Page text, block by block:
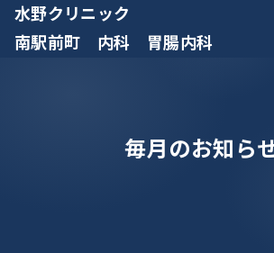
水野クリニック
南駅前町 内科 胃腸内科
毎月のお知ら